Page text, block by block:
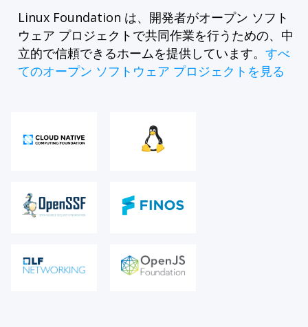
Linux Foundation は、開発者がオープン ソフト
ウェア プロジェクトで共同作業を行うための、中
立的で信頼できるホームを提供しています。 すべ
てのオープン ソフトウェア プロジェクトを見る